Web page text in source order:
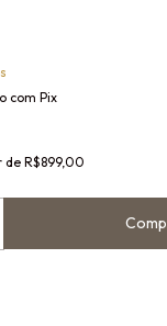
com Pix
de R$899,00